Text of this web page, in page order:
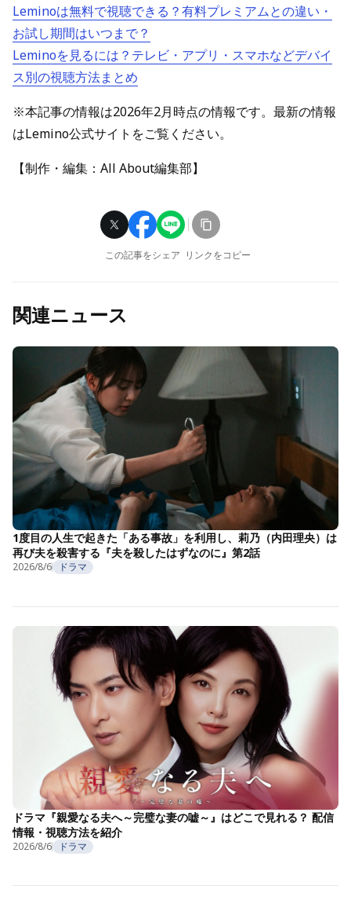
Leminoは無料で視聴できる？有料プレミアムとの違い・
お試し期間はいつまで？
Leminoを見るには？テレビ・アプリ・スマホなどデバイ
ス別の視聴方法まとめ
※本記事の情報は2026年2月時点の情報です。最新の情報
はLemino公式サイトをご覧ください。
【制作・編集：All About編集部】
この記事をシェア リンクをコピー
関連ニュース
1度目の人生で起きた「ある事故」を利用し、莉乃（内田理央）は
再び夫を殺害する『夫を殺したはずなのに』第2話
2026/8/6 ドラマ
ドラマ『親愛なる夫へ～完璧な妻の嘘～』はどこで見れる？ 配信
情報・視聴方法を紹介
2026/8/6 ドラマ